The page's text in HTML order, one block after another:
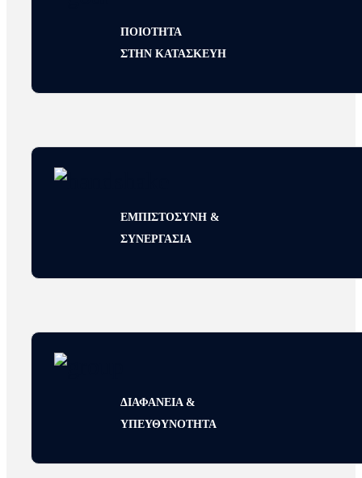
ΠΟΙΟΤΗΤΑ
ΣΤΗΝ ΚΑΤΑΣΚΕΥΗ
ΕΜΠΙΣΤΟΣΥΝΗ &
ΣΥΝΕΡΓΑΣΙΑ
ΔΙΑΦΑΝΕΙΑ &
ΥΠΕΥΘΥΝΟΤΗΤΑ